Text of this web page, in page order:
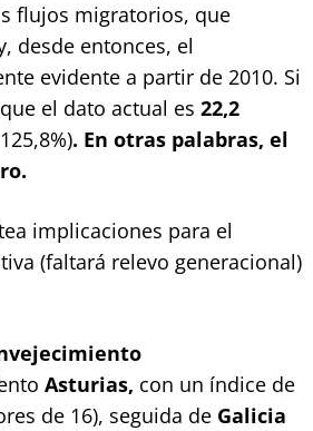
flujos migratorios, que
desde entonces, el
evidente a partir de 2010. Si
el dato actual es 22,2
. En otras palabras, el
implicaciones para el
(faltará relevo generacional)
Asturias, con un índice de
de 16), seguida de Galicia